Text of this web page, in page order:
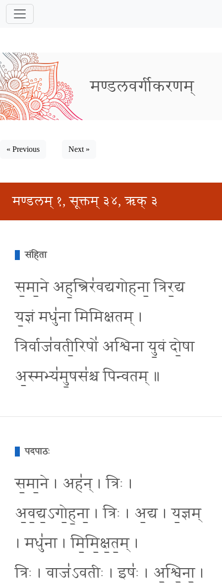
मण्डलवर्गीकरणम्
« Previous Next »
मण्डलम् १, सूक्तम् ३४, ऋक् ३
संहिता
स॒मा॒ने अह॒न्त्रिर॑वद्यगोहना॒ त्रिर॒द्य
य॒ज्ञं मधु॑ना मिमिक्षतम् ।
त्रिर्वाज॑वती॒रिषो॑ अश्विना यु॒वं दो॒षा
अ॒स्मभ्य॑मु॒षस॑श्च पिन्वतम् ॥
पदपाठः
स॒मा॒ने । अह॑न् । त्रिः ।
अ॒व॒द्य॒ऽगो॒ह॒ना॒ । त्रिः । अ॒द्य । य॒ज्ञम्
। मधु॑ना । मि॒मि॒क्ष॒त॒म् ।
त्रिः । वाज॑ऽवतीः । इषः॑ । अ॒श्वि॒ना॒ ।